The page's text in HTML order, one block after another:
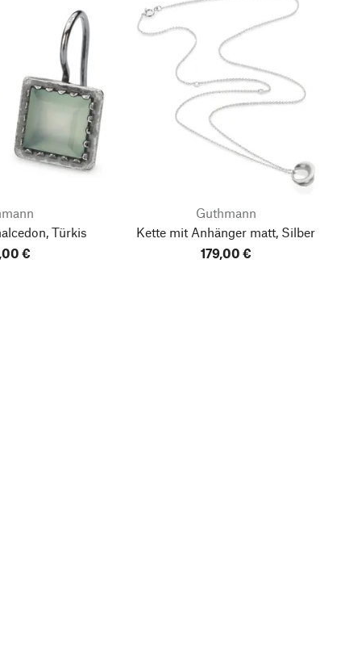
Türkis
€
Guthmann
Kette mit Anhänger matt, Silber
179,00 €